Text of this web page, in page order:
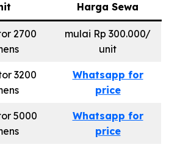
Harga Sewa
2700
mulai Rp 300.000/
unit
3200
Whatsapp for
price
5000
Whatsapp for
price